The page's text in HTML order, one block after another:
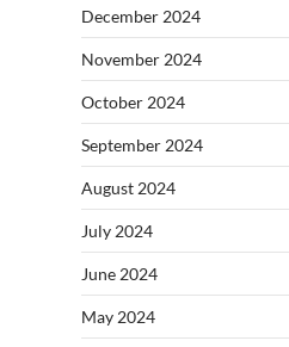
December 2024
November 2024
October 2024
September 2024
August 2024
July 2024
June 2024
May 2024